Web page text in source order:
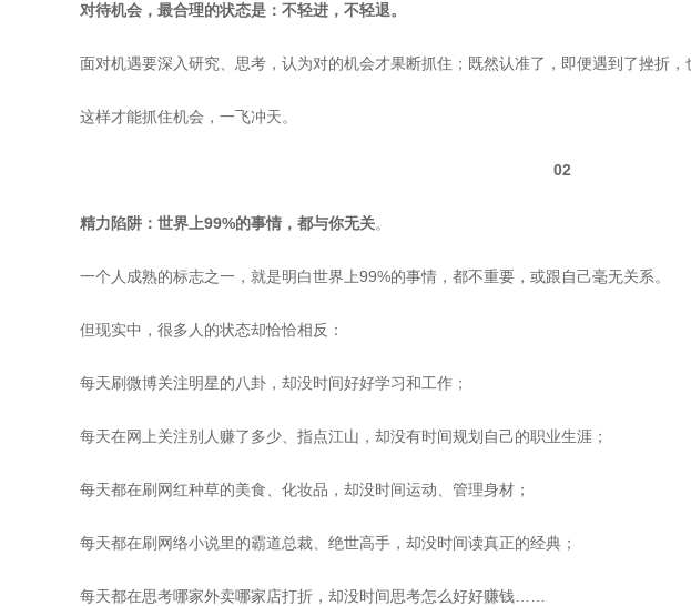
对待机会，最合理的状态是：不轻进，不轻退。
面对机遇要深入研究、思考，认为对的机会才果断抓住；既然认准了，即便遇到了挫折，
这样才能抓住机会，一飞冲天。
02
精力陷阱：世界上99%的事情，都与你无关。
一个人成熟的标志之一，就是明白世界上99%的事情，都不重要，或跟自己毫无关系。
但现实中，很多人的状态却恰恰相反：
每天刷微博关注明星的八卦，却没时间好好学习和工作；
每天在网上关注别人赚了多少、指点江山，却没有时间规划自己的职业生涯；
每天都在刷网红种草的美食、化妆品，却没时间运动、管理身材；
每天都在刷网络小说里的霸道总裁、绝世高手，却没时间读真正的经典；
每天都在思考哪家外卖哪家店打折，却没时间思考怎么好好赚钱……